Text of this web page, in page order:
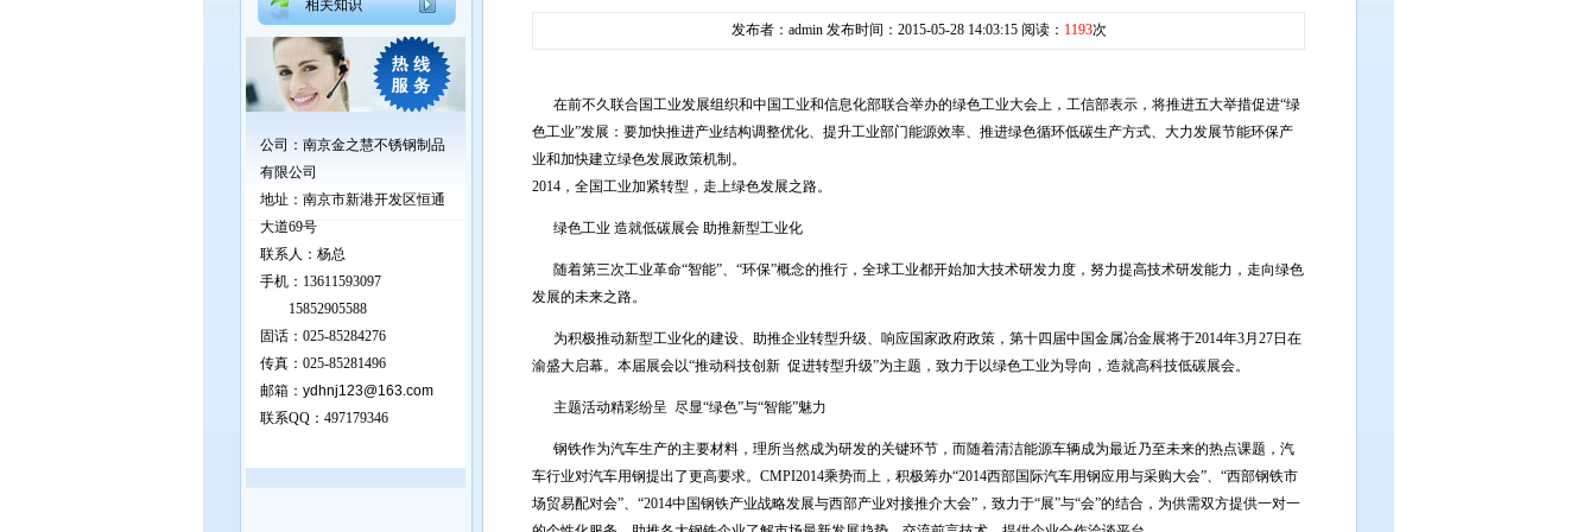
相关知识
公司：南京金之慧不锈钢制品
有限公司
地址： 南京市新港开发区恒通
大道69号
联系人：杨总
手机：13611593097
15852905588
固话：025-85284276
传真：025-85281496
邮箱： ydhnj123@163.com
联系QQ： 497179346
发布者：admin 发布时间：2015-05-28 14:03:15 阅读： 1193次
在前不久联合国工业发展组织和中国工业和信息化部联合举办的绿色工业大会上，工信部表示，将推进五大举措促进“绿
色工业”发展：要加快推进产业结构调整优化、提升工业部门能源效率、推进绿色循环低碳生产方式、大力发展节能环保产
业和加快建立绿色发展政策机制。
2014，全国工业加紧转型，走上绿色发展之路。
绿色工业 造就低碳展会 助推新型工业化
随着第三次工业革命“智能”、“环保”概念的推行，全球工业都开始加大技术研发力度，努力提高技术研发能力，走向绿色
发展的未来之路。
为积极推动新型工业化的建设、助推企业转型升级、响应国家政府政策，第十四届中国金属冶金展将于2014年3月27日在
渝盛大启幕。本届展会以“推动科技创新 促进转型升级”为主题，致力于以绿色工业为导向，造就高科技低碳展会。
主题活动精彩纷呈 尽显“绿色”与“智能”魅力
钢铁作为汽车生产的主要材料，理所当然成为研发的关键环节，而随着清洁能源车辆成为最近乃至未来的热点课题，汽
车行业对汽车用钢提出了更高要求。CMPI2014乘势而上，积极筹办“2014西部国际汽车用钢应用与采购大会”、“西部钢铁市
场贸易配对会”、“2014中国钢铁产业战略发展与西部产业对接推介大会”，致力于“展”与“会”的结合，为供需双方提供一对一